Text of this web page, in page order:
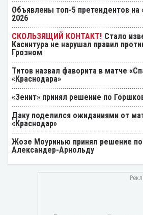
Объявлены топ-5 претендентов на
2026
Стало
Касинтура не нарушал правил
Грозном
Титов назвал фаворита в матче
«Краснодара»
«Зенит» принял решение по
Даку поделился ожиданиями от
«Краснодар»
Жозе Моуринью принял решение по
Александер-Арнольду